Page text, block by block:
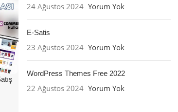
24 Ağustos 2024 Yorum Yok
E-Satis
23 Ağustos 2024 Yorum Yok
WordPress Themes Free 2022
22 Ağustos 2024 Yorum Yok